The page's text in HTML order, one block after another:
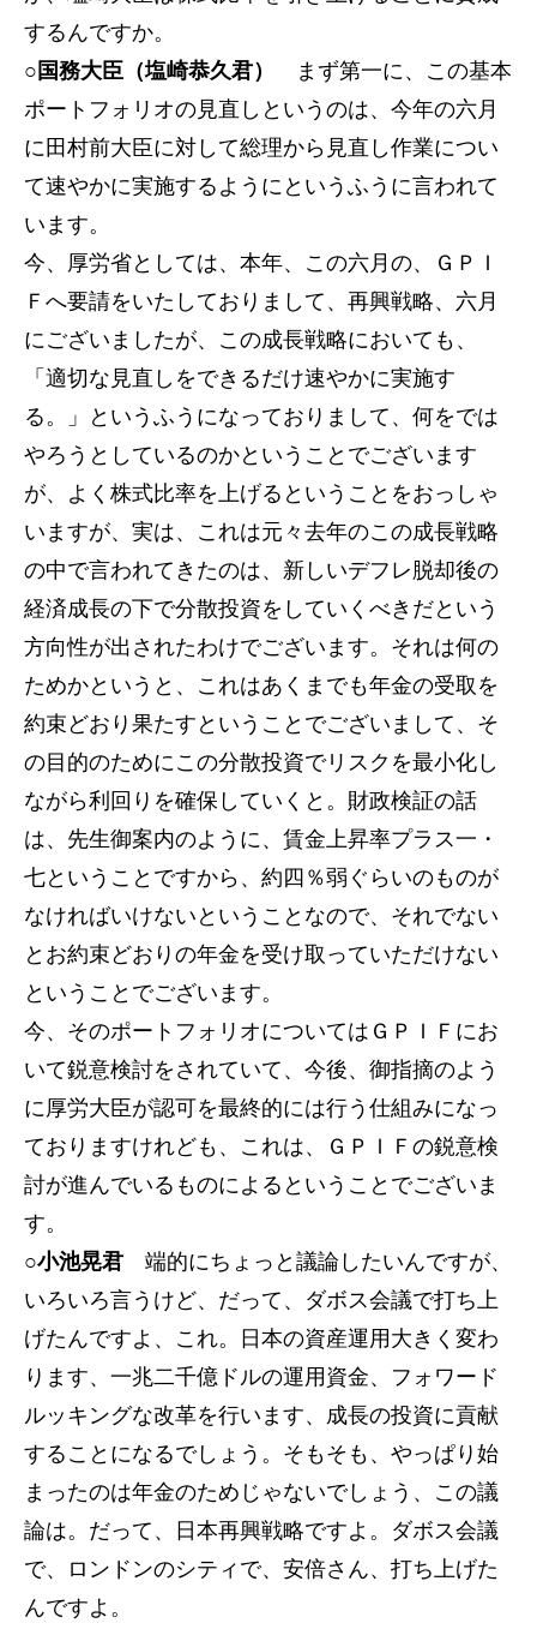
するんですか。
○国務大臣（塩崎恭久君）
まず第一に、この基本
ポートフォリオの見直しというのは、今年の六月
に田村前大臣に対して総理から見直し作業につい
て速やかに実施するようにというふうに言われて
います。
今、厚労省としては、本年、この六月の、ＧＰＩ
Ｆへ要請をいたしておりまして、再興戦略、六月
にございましたが、この成長戦略においても、
「適切な見直しをできるだけ速やかに実施す
る。」というふうになっておりまして、何をでは
やろうとしているのかということでございます
が、よく株式比率を上げるということをおっしゃ
いますが、実は、これは元々去年のこの成長戦略
の中で言われてきたのは、新しいデフレ脱却後の
経済成長の下で分散投資をしていくべきだという
方向性が出されたわけでございます。それは何の
ためかというと、これはあくまでも年金の受取を
約束どおり果たすということでございまして、そ
の目的のためにこの分散投資でリスクを最小化し
ながら利回りを確保していくと。財政検証の話
は、先生御案内のように、賃金上昇率プラス一・
七ということですから、約四％弱ぐらいのものが
なければいけないということなので、それでない
とお約束どおりの年金を受け取っていただけない
ということでございます。
今、そのポートフォリオについてはＧＰＩＦにお
いて鋭意検討をされていて、今後、御指摘のよう
に厚労大臣が認可を最終的には行う仕組みになっ
ておりますけれども、これは、ＧＰＩＦの鋭意検
討が進んでいるものによるということでございま
す。
○小池晃君 端的にちょっと議論したいんですが、
いろいろ言うけど、だって、ダボス会議で打ち上
げたんですよ、これ。日本の資産運用大きく変わ
ります、一兆二千億ドルの運用資金、フォワード
ルッキングな改革を行います、成長の投資に貢献
することになるでしょう。そもそも、やっぱり始
まったのは年金のためじゃないでしょう、この議
論は。だって、日本再興戦略ですよ。ダボス会議
で、ロンドンのシティで、安倍さん、打ち上げた
んですよ。